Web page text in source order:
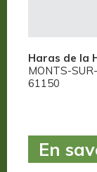
Haras de la
MONTS-
61150
En